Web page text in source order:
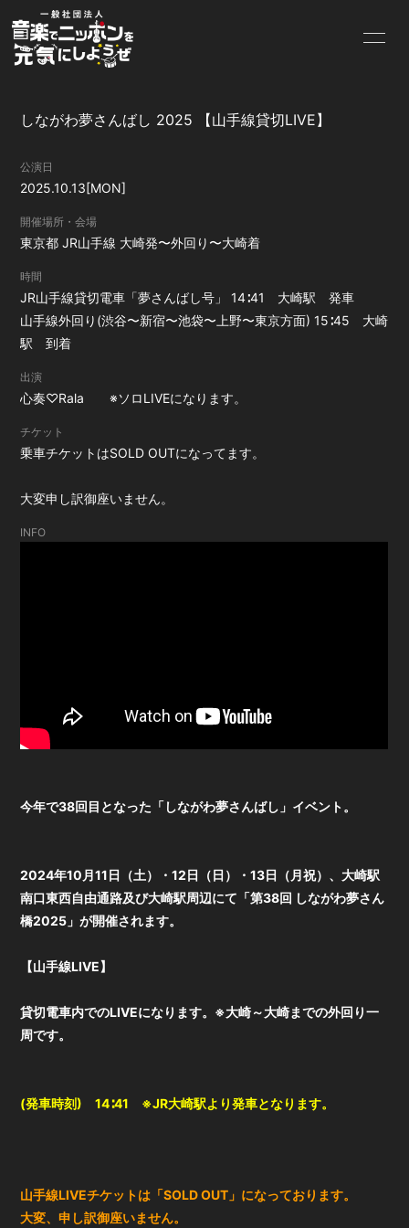
SCHEDULE PROFILE
VIDEO
PHOTO
無料会員登録
しながわ夢さんばし 2025 【山手線貸切LIVE】
公演日
2025.10.13[MON]
開催場所・会場
東京都JR山手線 大崎発〜外回り〜大崎着
時間
JR山手線貸切電車「夢さんばし号」 14∶41 大崎駅 発車
山手線外回り(渋谷〜新宿〜池袋〜上野〜東京方面) 15∶45 大崎
駅 到着
出演
心奏♡Rala ※ソロLIVEになります。
チケット
乗車チケットはSOLD OUTになってます。
大変申し訳御座いません。
INFO
今年で38回目となった「しながわ夢さんばし」イベント。
2024年10月11日（土）・12日（日）・13日（月祝）、大崎駅
南口東西自由通路及び大崎駅周辺にて「第38回 しながわ夢さん
橋2025」が開催されます。
【山手線LIVE】
貸切電車内でのLIVEになります。※大崎～大崎までの外回り一
周です。
(発車時刻) 14∶41 ※JR大崎駅より発車となります。
山手線LIVEチケットは「SOLD OUT」になっております。
大変、申し訳御座いません。